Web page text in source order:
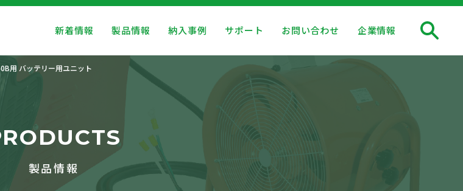
新着情報 製品情報 納入事例 サポート お問い合わせ 企業情報
用 バッテリー用ユニット
製品情報